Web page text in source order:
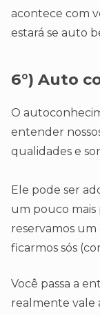
acontece com
estará se auto
6°) Auto
O
entender
qualidades e
Ele pode ser
um pouco mais
reservamos
ficarmos sós
Você passa a
realmente vale